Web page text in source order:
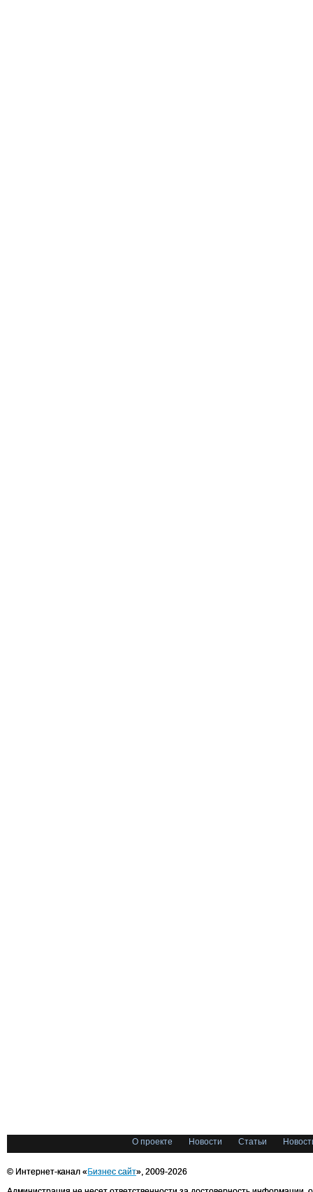
О проекте Новости Статьи
© Интернет-канал «Бизнес сайт», 2009-2026